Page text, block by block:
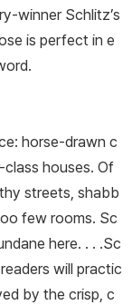
winner Schlitz’s
is perfect in e
horse-drawn c
houses. Of
streets, shabb
few rooms. Sc
here. . . .Sc
will practic
by the crisp, c